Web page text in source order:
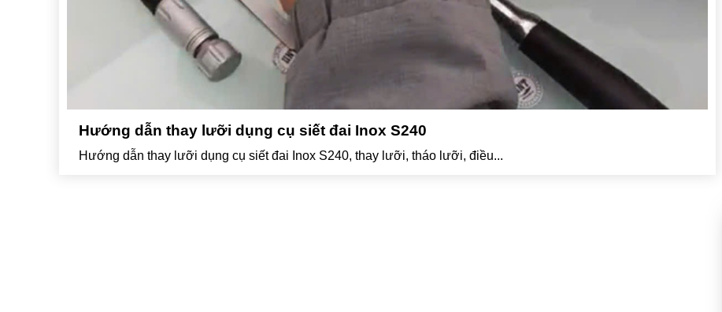
Hướng dẫn thay lưỡi dụng cụ siết đai Inox S240
Hướng dẫn thay lưỡi dụng cụ siết đai Inox S240, thay lưỡi, tháo lưỡi, điều...